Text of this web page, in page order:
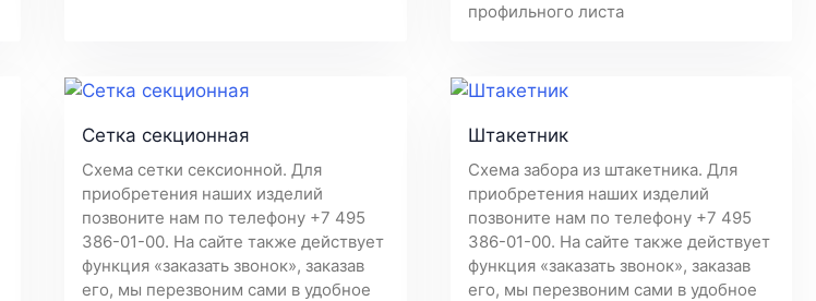
профильного листа
Сетка секционная
Схема сетки сексионной. Для
приобретения наших изделий
позвоните нам по телефону +7 495
386-01-00. На сайте также действует
функция «заказать звонок», заказав
его, мы перезвоним сами в удобное
Штакетник
Схема забора из штакетника. Для
приобретения наших изделий
позвоните нам по телефону +7 495
386-01-00. На сайте также действует
функция «заказать звонок», заказав
его, мы перезвоним сами в удобное